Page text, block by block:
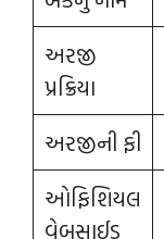
અરજી
પ્રક્રિયા
અરજીની ફી
ઓફિશિયલ
વેબસાઈડ